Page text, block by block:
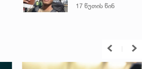
საქართველოში
17 წუთის წინ